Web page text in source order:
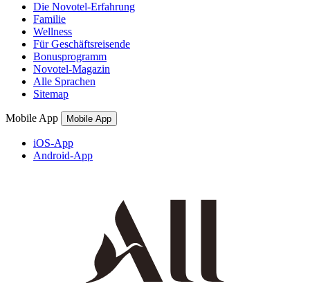
Die Novotel-Erfahrung
Familie
Wellness
Für Geschäftsreisende
Bonusprogramm
Novotel-Magazin
Alle Sprachen
Sitemap
Mobile App Mobile App
iOS-App
Android-App